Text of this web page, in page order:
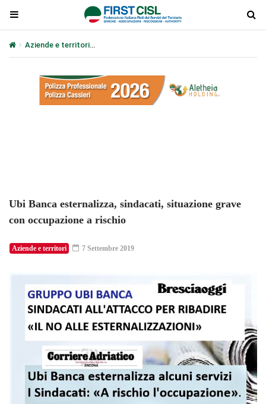
Aziende e territori
Ubi Banca esternalizza, sindacati, situazione grave
con occupazione a rischio
Aziende e territori 7 Settembre 2019